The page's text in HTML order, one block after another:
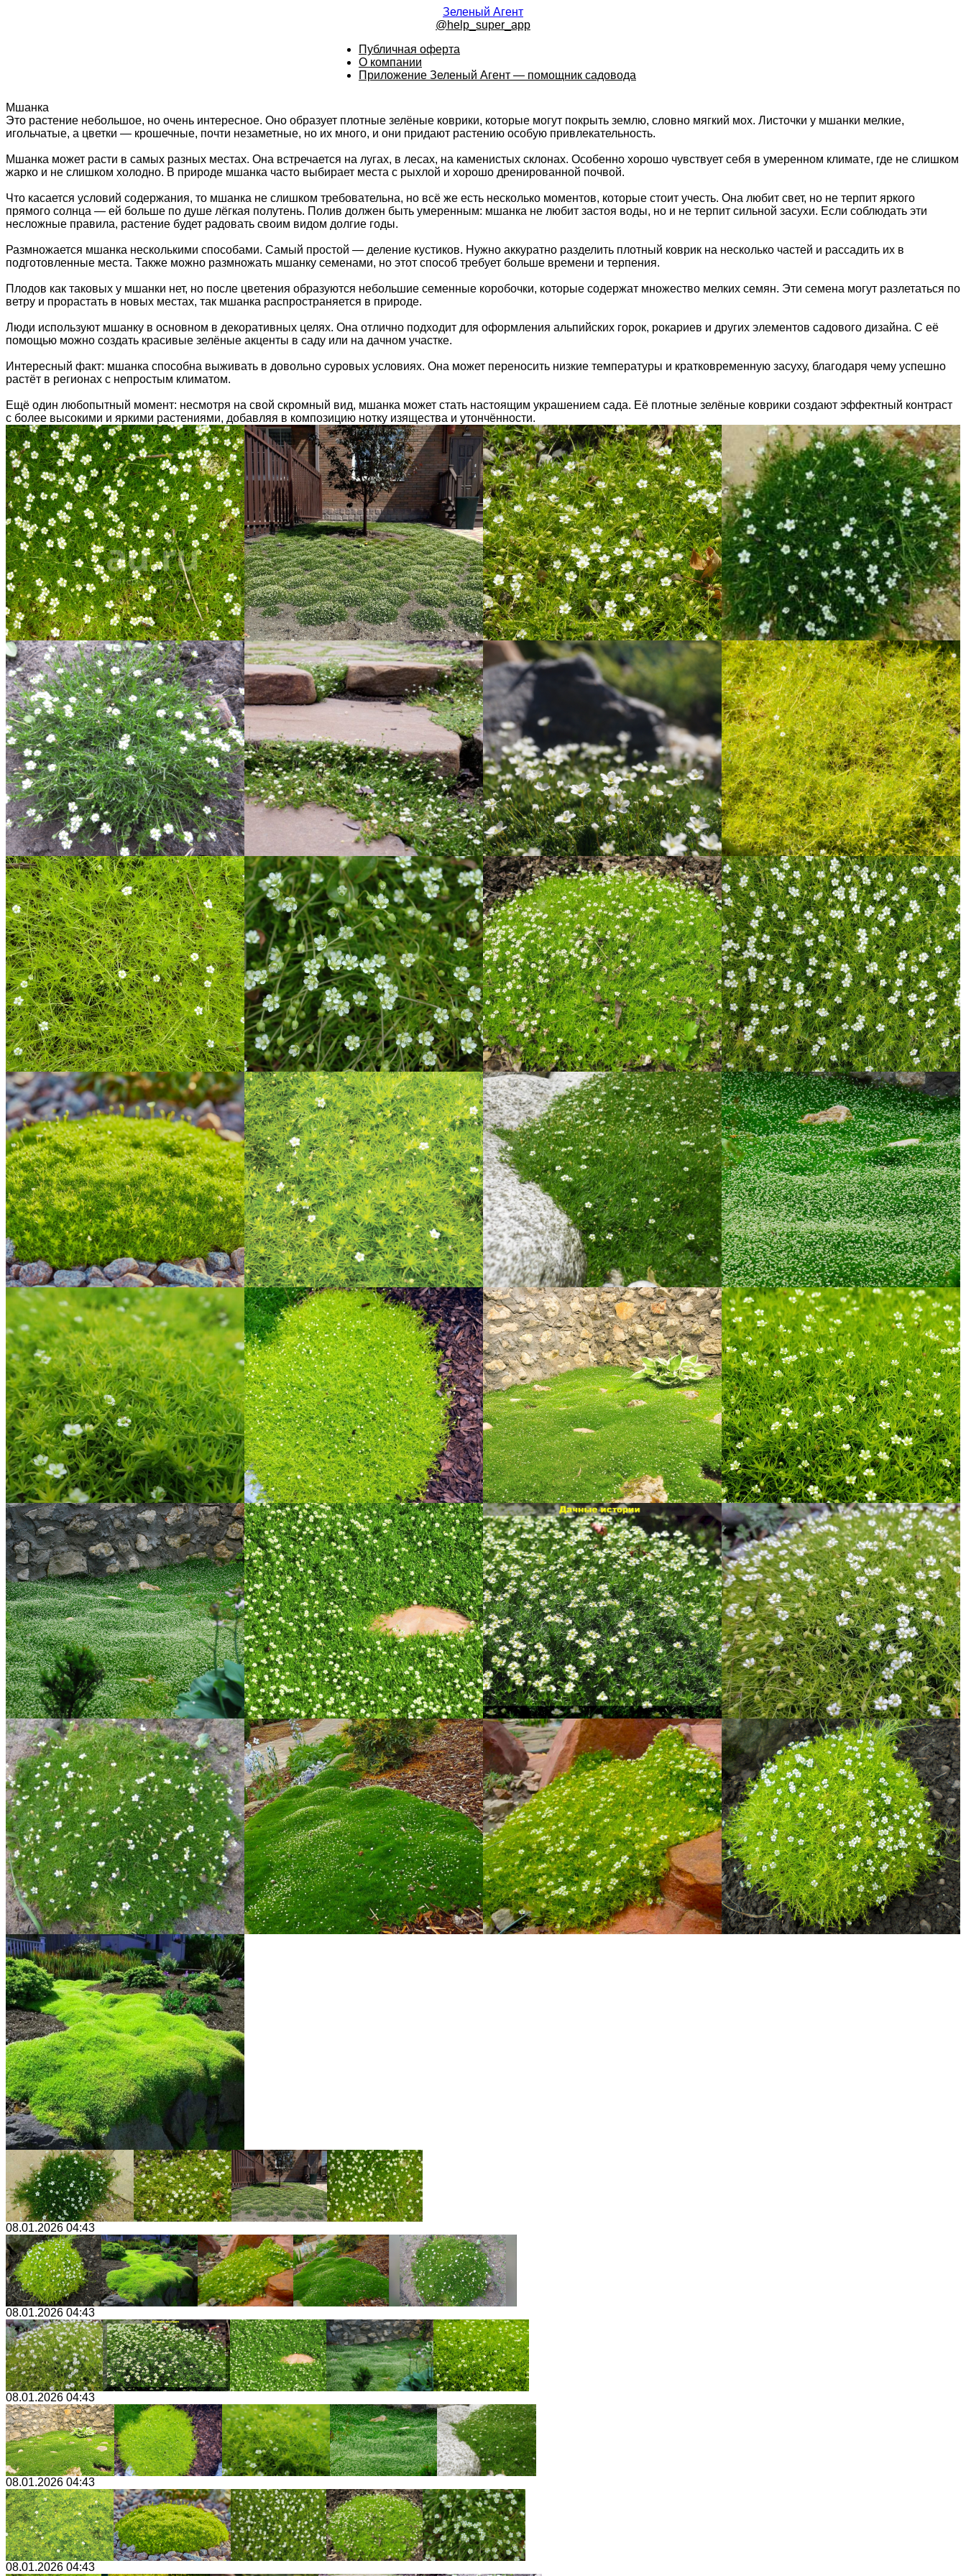
Зеленый Агент
@help_super_app
Публичная оферта
О компании
Приложение Зеленый Агент — помощник садовода
Мшанка
Это растение небольшое, но очень интересное. Оно образует плотные зелёные коврики, которые могут покрыть землю, словно мягкий мох. Листочки у мшанки мелкие,
игольчатые, а цветки — крошечные, почти незаметные, но их много, и они придают растению особую привлекательность.
Мшанка может расти в самых разных местах. Она встречается на лугах, в лесах, на каменистых склонах. Особенно хорошо чувствует себя в умеренном климате, где не слишком
жарко и не слишком холодно. В природе мшанка часто выбирает места с рыхлой и хорошо дренированной почвой.
Что касается условий содержания, то мшанка не слишком требовательна, но всё же есть несколько моментов, которые стоит учесть. Она любит свет, но не терпит яркого
прямого солнца — ей больше по душе лёгкая полутень. Полив должен быть умеренным: мшанка не любит застоя воды, но и не терпит сильной засухи. Если соблюдать эти
несложные правила, растение будет радовать своим видом долгие годы.
Размножается мшанка несколькими способами. Самый простой — деление кустиков. Нужно аккуратно разделить плотный коврик на несколько частей и рассадить их в
подготовленные места. Также можно размножать мшанку семенами, но этот способ требует больше времени и терпения.
Плодов как таковых у мшанки нет, но после цветения образуются небольшие семенные коробочки, которые содержат множество мелких семян. Эти семена могут разлетаться по
ветру и прорастать в новых местах, так мшанка распространяется в природе.
Люди используют мшанку в основном в декоративных целях. Она отлично подходит для оформления альпийских горок, рокариев и других элементов садового дизайна. С её
помощью можно создать красивые зелёные акценты в саду или на дачном участке.
Интересный факт: мшанка способна выживать в довольно суровых условиях. Она может переносить низкие температуры и кратковременную засуху, благодаря чему успешно
растёт в регионах с непростым климатом.
Ещё один любопытный момент: несмотря на свой скромный вид, мшанка может стать настоящим украшением сада. Её плотные зелёные коврики создают эффектный контраст
с более высокими и яркими растениями, добавляя в композицию нотку изящества и утончённости.
08.01.2026 04:43
08.01.2026 04:43
08.01.2026 04:43
08.01.2026 04:43
08.01.2026 04:43